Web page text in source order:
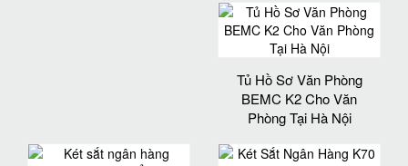
Tủ Hồ Sơ Văn Phòng
BEMC K2 Cho Văn
Phòng Tại Hà Nội